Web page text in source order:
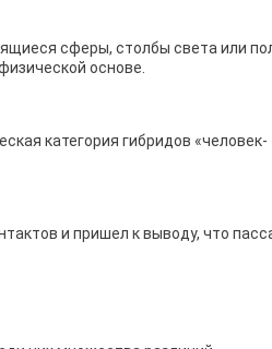
сферы, столбы света или
основе.
категория гибридов «человек-
и пришел к выводу, что